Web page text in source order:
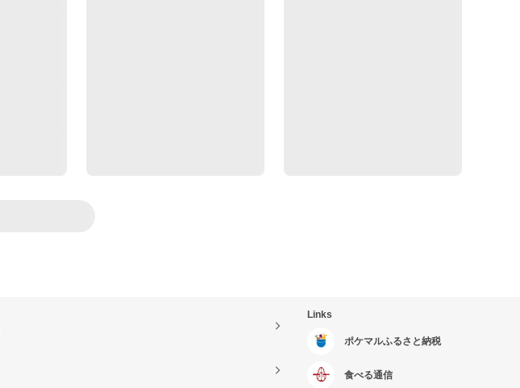
Links
ポケマルふるさと納税
食べる通信